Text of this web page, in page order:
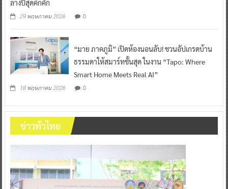
ลางปีสุดคึกคัก
29 พฤษภาคม 2026 0
“มาย ภาคภูมิ” เปิดห้องนอนลับ! ชวนอัปเกรดบ้าน
ธรรมดาให้สมาร์ทขั้นสุด ในงาน “Tapo: Where
Smart Home Meets Real AI”
18 พฤษภาคม 2026 0
ข่าวทั่วไทย